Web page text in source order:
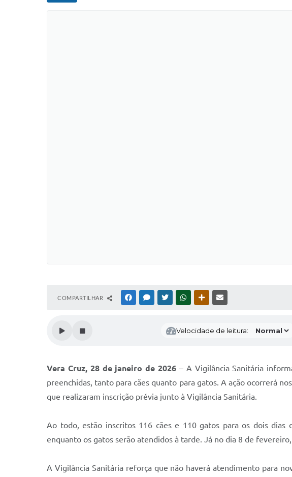
COMPARTILHAR FACEBOOKMESSENGER
TWITTERWHATSAPPOUTRAS MÍDIAS
Velocidade de leitura:
Vera Cruz, 28 de janeiro de 2026 – A Vigilância Sanitária
preenchidas, tanto para cães quanto para gatos. A ação ocorrerá
que realizaram inscrição prévia junto à Vigilância Sanitária.
Ao todo, estão inscritos 116 cães e 110 gatos para os dois
enquanto os gatos serão atendidos à tarde. Já no dia 8 de
A Vigilância Sanitária reforça que não haverá atendimento para